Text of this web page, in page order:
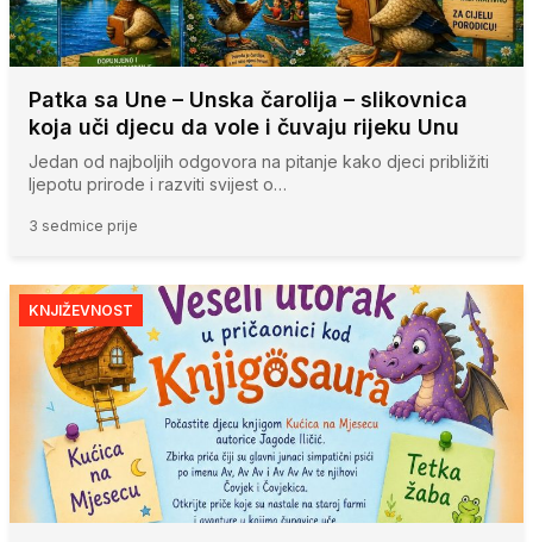
Patka sa Une – Unska čarolija – slikovnica
koja uči djecu da vole i čuvaju rijeku Unu
Jedan od najboljih odgovora na pitanje kako djeci približiti
ljepotu prirode i razviti svijest o…
3 sedmice prije
KNJIŽEVNOST